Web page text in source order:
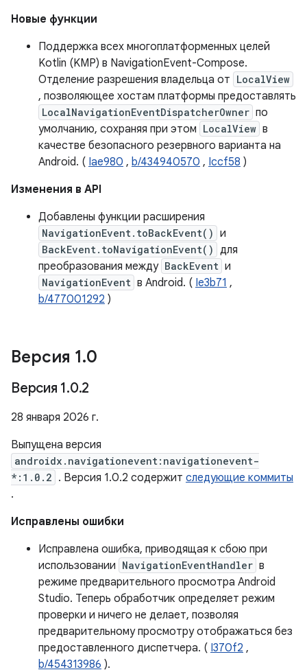
Новые функции
Поддержка всех многоплатформенных целей
Kotlin (KMP) в NavigationEvent-Compose.
Отделение разрешения владельца от LocalView
, позволяющее хостам платформы предоставлять
LocalNavigationEventDispatcherOwner по
умолчанию, сохраняя при этом LocalView в
качестве безопасного резервного варианта на
Android. ( Iae980 , b/434940570 , Iccf58 )
Изменения в API
Добавлены функции расширения
NavigationEvent.toBackEvent() и
BackEvent.toNavigationEvent() для
преобразования между BackEvent и
NavigationEvent в Android. ( Ie3b71 ,
b/477001292 )
Версия 1.0
Версия 1.0.2
28 января 2026 г.
Выпущена версия
androidx.navigationevent:navigationevent-
*:1.0.2 . Версия 1.0.2 содержит следующие коммиты
.
Исправлены ошибки
Исправлена ​​ошибка, приводящая к сбою при
использовании NavigationEventHandler в
режиме предварительного просмотра Android
Studio. Теперь обработчик определяет режим
проверки и ничего не делает, позволяя
предварительному просмотру отображаться без
предоставленного диспетчера. ( I370f2 ,
b/454313986 ).